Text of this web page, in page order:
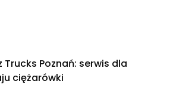
Trucks Poznań: serwis dla
ciężarówki